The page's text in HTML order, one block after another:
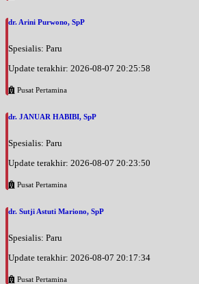
dr. Arini Purwono, SpP
Spesialis: Paru
Update terakhir: 2026-08-07 20:25:58
Pusat Pertamina
dr. JANUAR HABIBI, SpP
Spesialis: Paru
Update terakhir: 2026-08-07 20:23:50
Pusat Pertamina
dr. Sutji Astuti Mariono, SpP
Spesialis: Paru
Update terakhir: 2026-08-07 20:17:34
Pusat Pertamina